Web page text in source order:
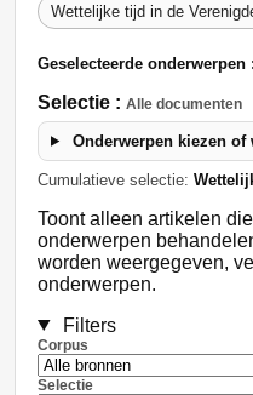
Wettelijke tijd in de
Geselecteerde onderwerpen :
Selectie : Alle documenten
Onderwerpen kiezen of
Cumulatieve selectie:
Toont alleen artikelen
onderwerpen
worden weergegeven,
onderwerpen.
Filters
Corpus
Selectie